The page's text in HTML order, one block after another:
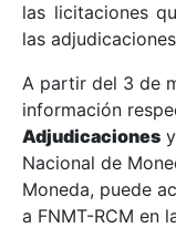
Mostrar/Ocultar
Mostrar/Ocultar
las licitaciones
las
A partir del 3 de
información
Adjudicaciones
Nacional de
Moneda, puede
a FNMT-RCM en